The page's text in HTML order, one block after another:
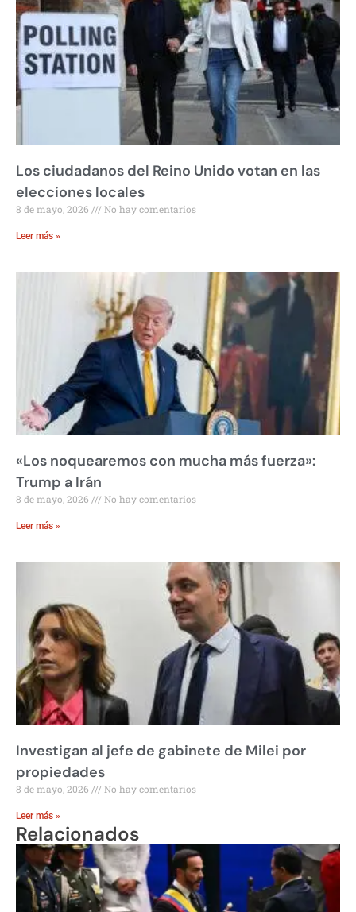
Los ciudadanos del Reino Unido votan en las
elecciones locales
8 de mayo, 2026 No hay comentarios
Leer más »
«Los noquearemos con mucha más fuerza»:
Trump a Irán
8 de mayo, 2026 No hay comentarios
Leer más »
Investigan al jefe de gabinete de Milei por
propiedades
8 de mayo, 2026 No hay comentarios
Leer más »
Relacionados